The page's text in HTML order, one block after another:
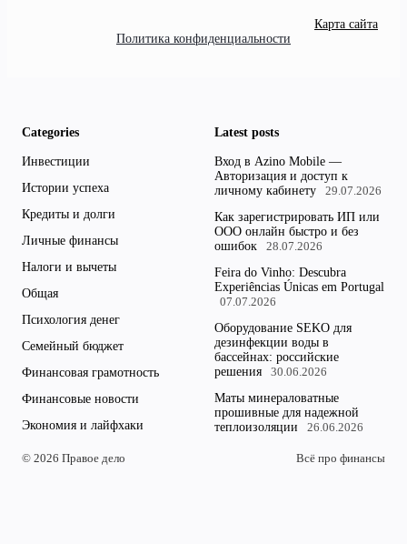
Карта сайта
Политика конфиденциальности
Categories
Инвестиции
Истории успеха
Кредиты и долги
Личные финансы
Налоги и вычеты
Общая
Психология денег
Семейный бюджет
Финансовая грамотность
Финансовые новости
Экономия и лайфхаки
Latest posts
Вход в Azino Mobile —
Авторизация и доступ к
личному кабинету
29.07.2026
Как зарегистрировать ИП или
ООО онлайн быстро и без
ошибок
28.07.2026
Feira do Vinho: Descubra
Experiências Únicas em Portugal
07.07.2026
Оборудование SEKO для
дезинфекции воды в
бассейнах: российские
решения
30.06.2026
Маты минераловатные
прошивные для надежной
теплоизоляции
26.06.2026
© 2026 Правое дело Всё про финансы